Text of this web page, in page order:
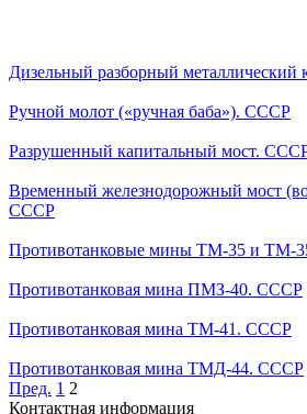
Дизельный разборный
Ручной молот («ручная баба»). СССР
Разрушенный капитальный мост.
Временный железнодорожный мост
СССР
Противотанковые мины ТМ-35 и
Противотанковая мина ПМЗ-40. СССР
Противотанковая мина ТМ-41. СССР
Противотанковая мина ТМД-44. СССР
Пред. 1 2
Контактная информация